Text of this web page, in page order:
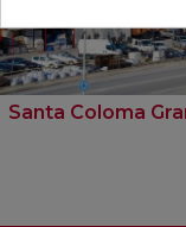
Santa Coloma